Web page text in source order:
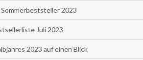
2023
Juli 2023
2023 auf einen Blick